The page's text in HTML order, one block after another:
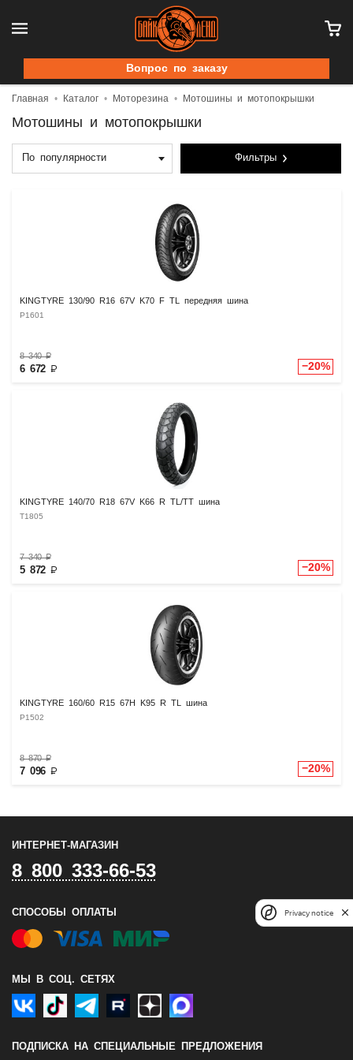
Вопрос по заказу
Главная Каталог Моторезина Мотошины и мотопокрышки
Мотошины и мотопокрышки
По популярности Фильтры
KINGTYRE 130/90 R16 67V K70 F TL передняя шина
P1601
8 340₽
6 672 ₽ −20%
KINGTYRE 140/70 R18 67V K66 R TL/TT шина
T1805
7 340₽
5 872 ₽ −20%
KINGTYRE 160/60 R15 67H K95 R TL шина
P1502
8 870₽
7 096 ₽ −20%
ИНТЕРНЕТ-МАГАЗИН
8 800 333-66-53
СПОСОБЫ ОПЛАТЫ
МЫ В СОЦ. СЕТЯХ
ПОДПИСКА НА СПЕЦИАЛЬНЫЕ ПРЕДЛОЖЕНИЯ
Privacy notice